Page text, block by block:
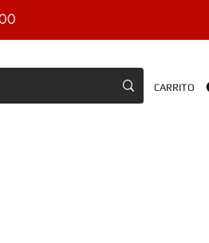
CARRITO